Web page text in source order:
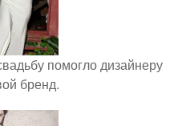
помогло дизайнеру
бренд.